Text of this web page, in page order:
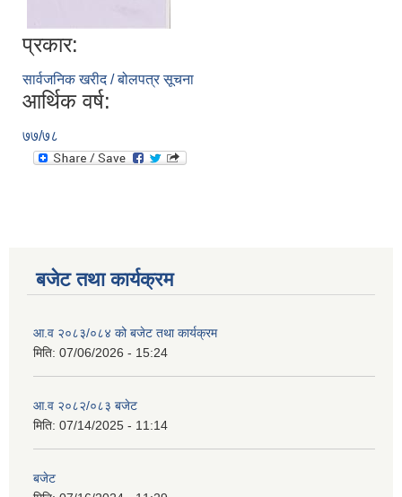
प्रकार:
सार्वजनिक खरीद / बोलपत्र सूचना
आर्थिक वर्ष:
७७/७८
बजेट तथा कार्यक्रम
आ.व २०८३/०८४ को बजेट तथा कार्यक्रम
मिति: 07/06/2026 - 15:24
आ.व २०८२/०८३ बजेट
मिति: 07/14/2025 - 11:14
बजेट